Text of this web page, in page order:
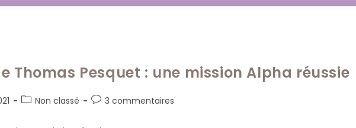
Thomas Pesquet : une mission Alpha réussie
PostNon classé
Commentaires
3 commentaires